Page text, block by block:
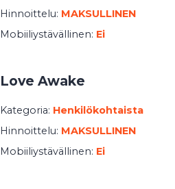
Hinnoittelu: MAKSULLINEN
Mobiiliystävällinen: Ei
Love Awake
Kategoria: Henkilökohtaista
Hinnoittelu: MAKSULLINEN
Mobiiliystävällinen: Ei